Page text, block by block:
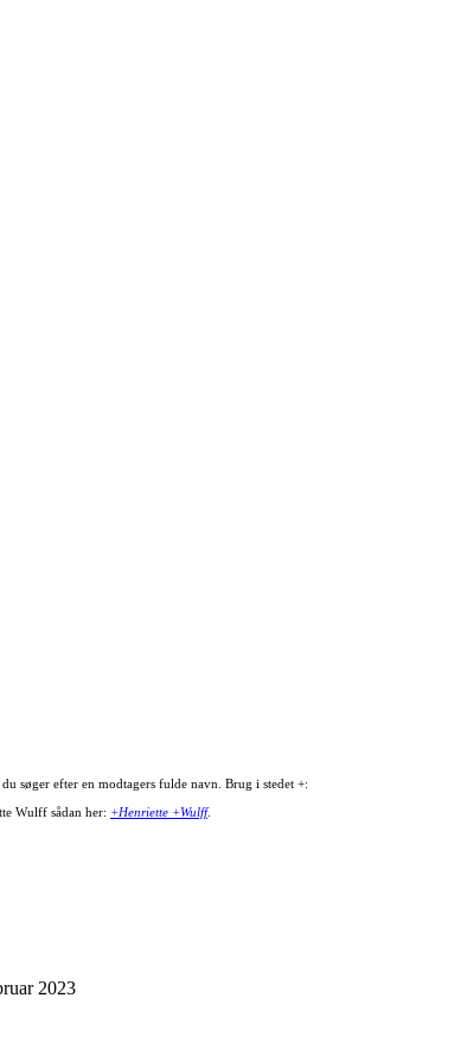
søger efter en modtagers fulde navn. Brug i stedet +:
Wulff sådan her: +Henriette +Wulff.
2023